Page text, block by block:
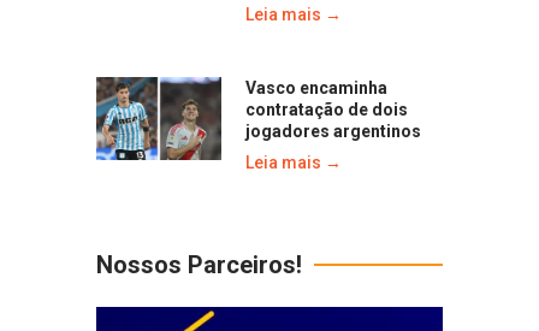
Leia mais →
Vasco encaminha
contratação de dois
jogadores argentinos
Leia mais →
Nossos Parceiros!